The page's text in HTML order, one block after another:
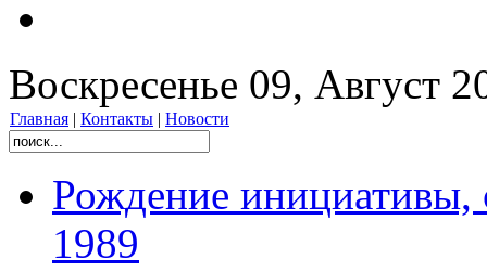
Воскресенье 09, Август
Главная | Контакты | Новости
Рождение инициативы,
1989